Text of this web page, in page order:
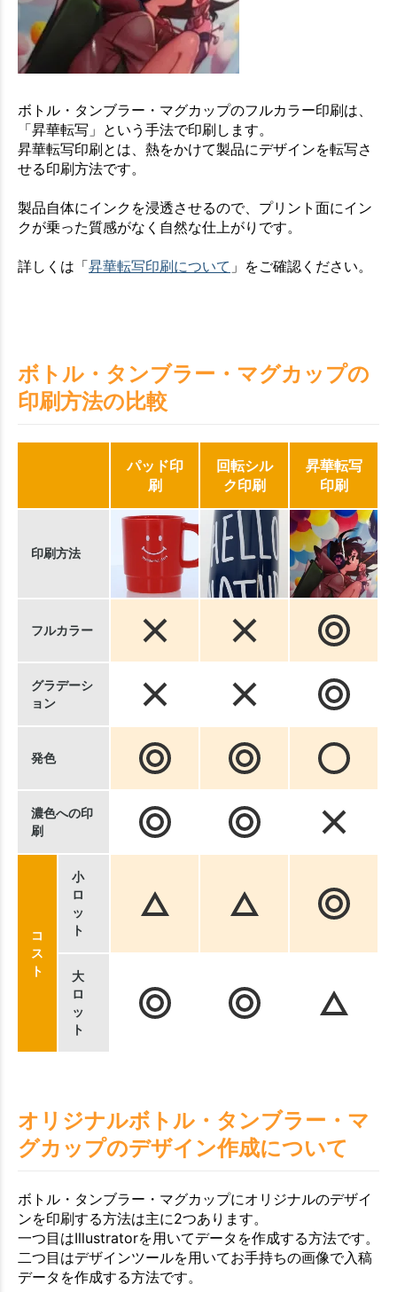
ボトル・タンブラー・マグカップのフルカラー印刷は、
「昇華転写」という手法で印刷します。
昇華転写印刷とは、熱をかけて製品にデザインを転写さ
せる印刷方法です。
製品自体にインクを浸透させるので、プリント面にイン
クが乗った質感がなく自然な仕上がりです。
詳しくは「昇華転写印刷について 」をご確認ください。
ボトル・タンブラー・マグカップの
印刷方法の比較
パッド印
刷
回転シル
ク印刷
昇華転写
印刷
印刷方法
フルカラー
グラデーシ
ョン
発色
濃色への印
刷
コ
ス
ト
小
ロ
ッ
ト
大
ロ
ッ
ト
オリジナルボトル・タンブラー・マ
グカップのデザイン作成について
ボトル・タンブラー・マグカップにオリジナルのデザイ
ンを印刷する方法は主に2つあります。
一つ目はIllustratorを用いてデータを作成する方法です。
二つ目はデザインツールを用いてお手持ちの画像で入稿
データを作成する方法です。